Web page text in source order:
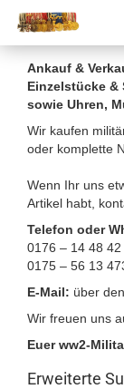
Ankauf &
Einzelstücke &
sowie Uhren,
Wir kaufen
oder komplette
Wenn Ihr uns
Artikel habt,
Telefon oder
0176 – 14 48 42
0175 – 56 13
E-Mail: über
Wir freuen uns
Euer ww2-
Erweiterte